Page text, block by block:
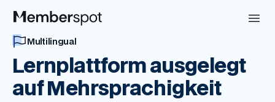
Multilingual
Lernplattform ausgelegt
auf Mehrsprachigkeit